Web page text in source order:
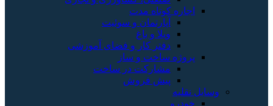
اجاره کوتاه مدت
آپارتمان و سوئیت
ویلا و باغ
دفتر کار و فضای آموزشی
پروژه ساخت و ساز
مشارکت در ساخت
پیش فروش
وسایل نقلیه
خودرو